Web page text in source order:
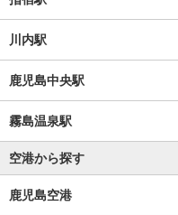
川内駅
鹿児島中央駅
霧島温泉駅
空港から探す
鹿児島空港